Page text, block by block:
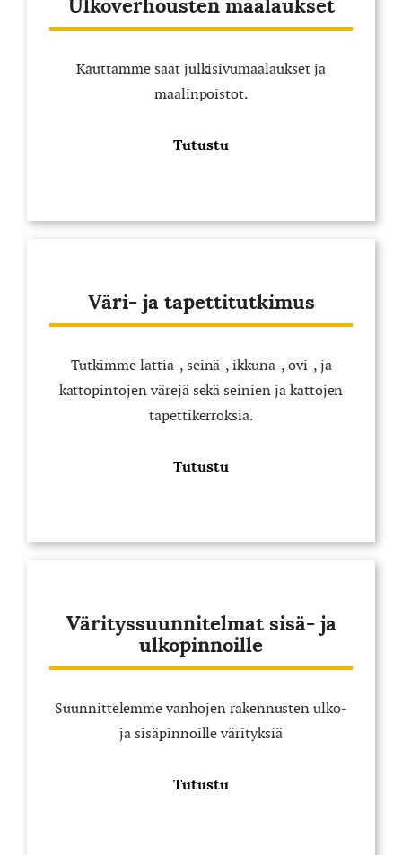
Ulkoverhousten maalaukset
Kauttamme saat julkisivumaalaukset ja
maalinpoistot.
Tutustu
Väri- ja tapettitutkimus
Tutkimme lattia-, seinä-, ikkuna-, ovi-, ja
kattopintojen värejä sekä seinien ja kattojen
tapettikerroksia.
Tutustu
Värityssuunnitelmat sisä- ja
ulkopinnoille
Suunnittelemme vanhojen rakennusten ulko-
ja sisäpinnoille värityksiä
Tutustu